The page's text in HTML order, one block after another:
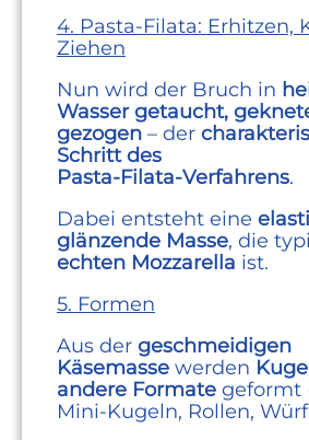
4. Pasta‑Filata: Erhitzen,
Ziehen
Nun wird der Bruch in
Wasser getaucht,
gezogen – der
Schritt des
Pasta‑Filata‑Verfahrens.
Dabei entsteht eine
glänzende Masse, die
echten Mozzarella ist.
5. Formen
Aus der geschmeidigen
Käsemasse werden
andere Formate geformt
Mini‑Kugeln, Rollen,